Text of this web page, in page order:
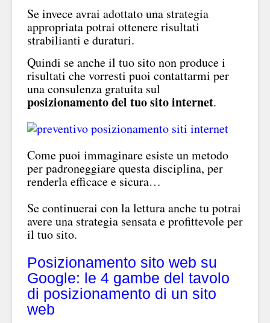
Se invece avrai adottato una strategia
appropriata potrai ottenere risultati
strabilianti e duraturi.
Quindi se anche il tuo sito non produce i
risultati che vorresti puoi contattarmi per
una consulenza gratuita sul
posizionamento del tuo sito internet.
Come puoi immaginare esiste un metodo
per padroneggiare questa disciplina, per
renderla efficace e sicura…
Se continuerai con la lettura anche tu potrai
avere una strategia sensata e profittevole per
il tuo sito.
Posizionamento sito web su
Google: le 4 gambe del tavolo
di posizionamento di un sito
web